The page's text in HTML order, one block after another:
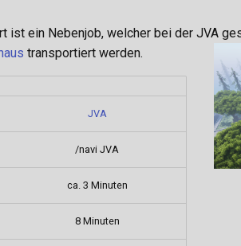
ist ein Nebenjob, welcher bei der JVA
transportiert werden.
JVA
/navi JVA
ca. 3 Minuten
8 Minuten